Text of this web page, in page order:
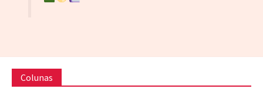
Colunas